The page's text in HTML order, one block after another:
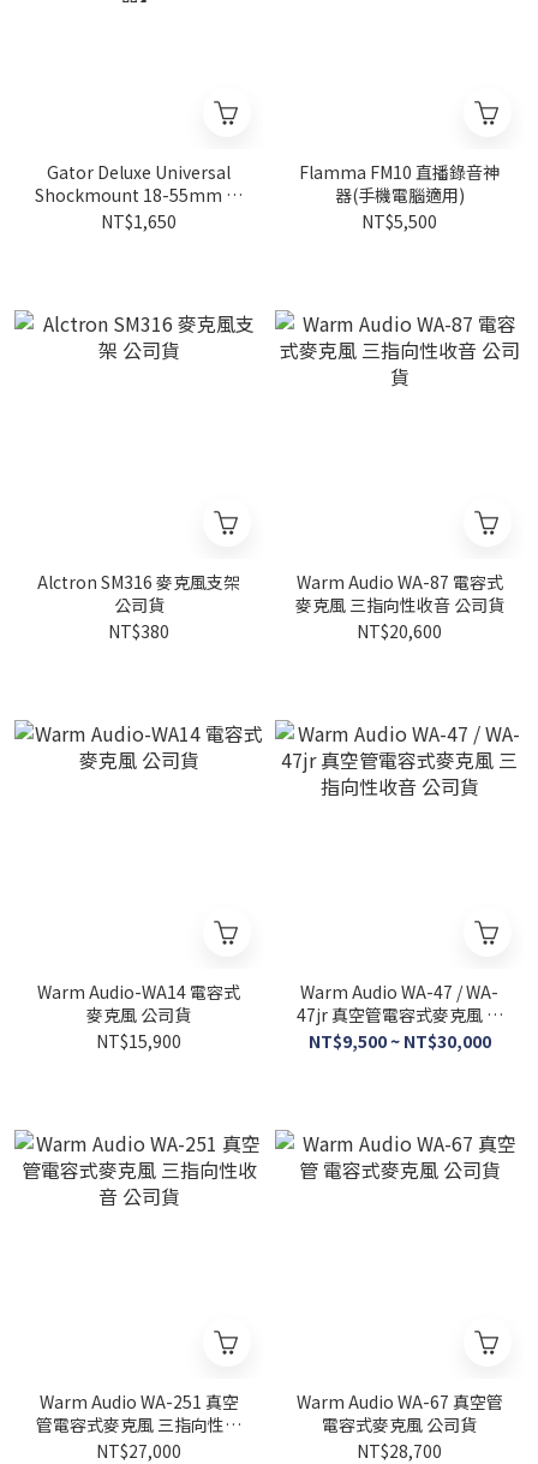
Gator Deluxe Universal
Shockmount 18-55mm 電
容麥 避震架 公司貨 【宛伶樂
NT$1,650
Flamma FM10 直播錄音神
器(手機電腦適用)
NT$5,500
Alctron SM316 麥克風支架
公司貨
NT$380
Warm Audio WA-87 電容式
麥克風 三指向性收音 公司貨
NT$20,600
Warm Audio-WA14 電容式
麥克風 公司貨
NT$15,900
Warm Audio WA-47 / WA-
47jr 真空管電容式麥克風 三
指向性收音 公司貨
NT$9,500 ~ NT$30,000
Warm Audio WA-251 真空
管電容式麥克風 三指向性收
音 公司貨
NT$27,000
Warm Audio WA-67 真空管
電容式麥克風 公司貨
NT$28,700